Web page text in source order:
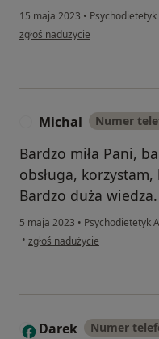
15 maja 2023 •
w opinii użytkownika Agnieszka
zgłoś nadużycie
Michal Numer
Bardzo miła Pani,
obsługa, korzystam,
Bardzo duża wiedza.
5 maja 2023 • Psychodietetyk
• w opinii użytkownika Michal
zgłoś nadużycie
D Darek Numer